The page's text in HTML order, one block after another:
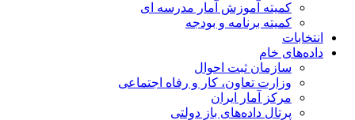
کمیته آموزش آمار مدرسه ای
کمیته برنامه و بودجه
انتخابات
داده‌های خام
سازمان ثبت احوال
وزارت تعاون، کار و رفاه اجتماعی
مرکز آمار ایران
پرتال داده‌های باز دولتی